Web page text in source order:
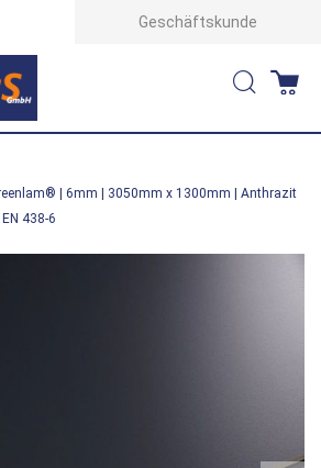
Geschäftskunde
Suche
| 6mm | 3050mm x 1300mm | Anthrazit
438-6